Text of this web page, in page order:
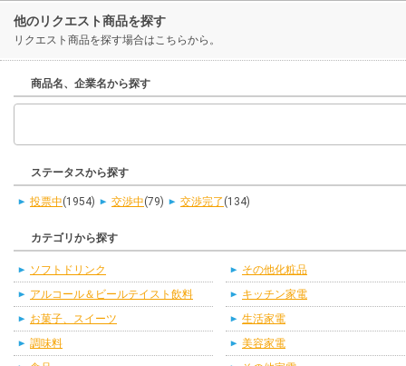
他のリクエスト商品を探す
リクエスト商品を探す場合はこちらから。
商品名、企業名から探す
ステータスから探す
投票中(1954) 交渉中(79) 交渉完了 (134)
カテゴリから探す
ソフトドリンク
アルコール＆ビールテイスト飲料
お菓子、スイーツ
調味料
その他化粧品
キッチン家電
生活家電
美容家電